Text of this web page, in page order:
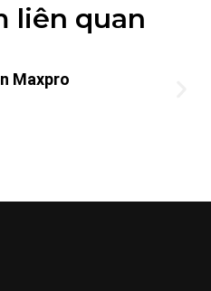
liên quan
Maxpro